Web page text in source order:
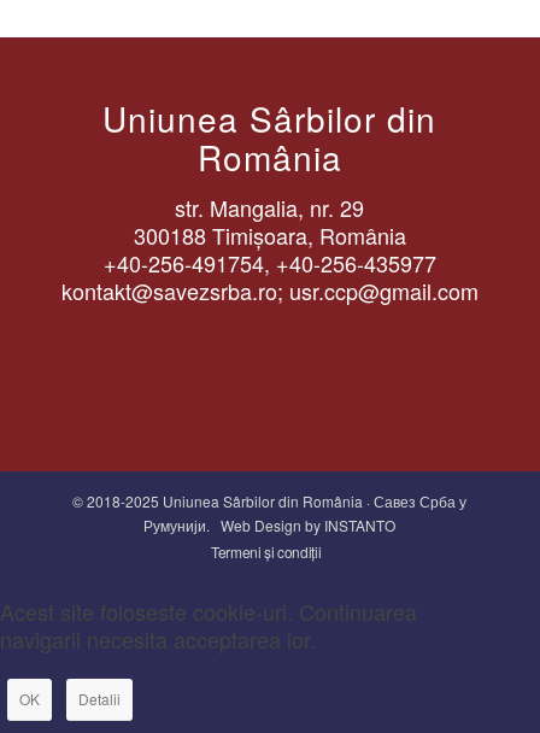
Uniunea Sârbilor din
România
str. Mangalia, nr. 29
300188 Timișoara, România
+40-256-491754, +40-256-435977
kontakt@savezsrba.ro; usr.ccp@gmail.com
© 2018-2025 Uniunea Sârbilor din România · Савез Срба у
Румунији.Web Design by INSTANTO
Termeni și condiții
Acest site foloseste cookie-uri. Continuarea
navigarii necesita acceptarea lor.
OK Detalii